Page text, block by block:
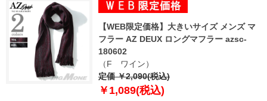
【WEB限定価格】大きいサイズ メンズ マ
フラー AZ DEUX ロングマフラー azsc-
180602
（F ワイン）
定価 ￥2,090(税込)
￥1,089(税込)